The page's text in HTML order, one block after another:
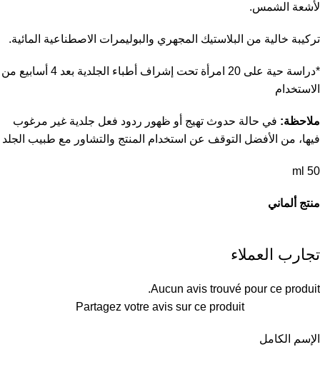
لأشعة الشمس.
تركيبة خالية من البلاستيك المجهري والبوليمرات الاصطناعية المائية.
*دراسة حية على 20 امرأة تحت إشراف أطباء الجلدية بعد 4 أسابيع من
الاستخدام
ملاحظة: في حالة حدوث تهيج أو ظهور ردود فعل جلدية غير مرغوب
فيها، من الأفضل التوقف عن استخدام المنتج والتشاور مع طبيب الجلد
50 ml
منتج ألماني
تجارب العملاء
Aucun avis trouvé pour ce produit.
Partagez votre avis sur ce produit
الإسم الكامل